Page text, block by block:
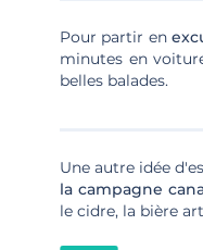
Pour partir en
minutes en
belles balades.
Une autre idée
la campagne
le cidre, la bière